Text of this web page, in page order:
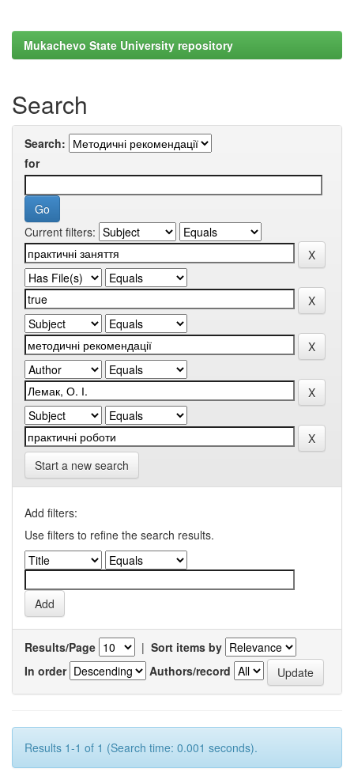
Mukachevo State University repository
Search
Search:
for
Current filters:
Start a new search
Add filters:
Use filters to refine the search results.
Results/Page | Sort items by
In order
Authors/record
Results 1-1 of 1 (Search time: 0.001 seconds).